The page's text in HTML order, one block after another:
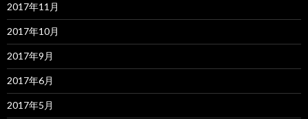
2017年11月
2017年10月
2017年9月
2017年6月
2017年5月